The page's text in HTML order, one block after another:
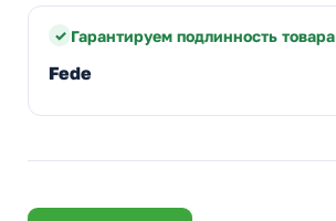
Гарантируем подлинность товара
Fede